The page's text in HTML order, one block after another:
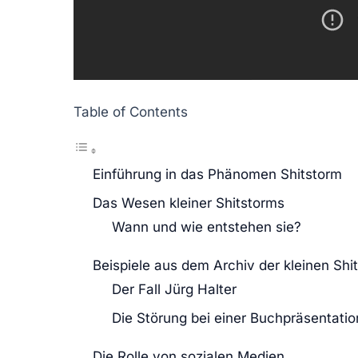
Table of Contents
Einführung in das Phänomen Shitstorm
Das Wesen kleiner Shitstorms
Wann und wie entstehen sie?
Beispiele aus dem Archiv der kleinen
Der Fall Jürg Halter
Die Störung bei einer